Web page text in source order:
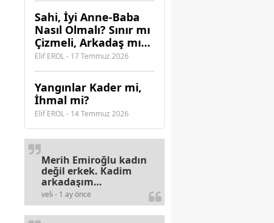
​Sahi, İyi Anne-Baba
Nasıl Olmalı? Sınır mı
Çizmeli, Arkadaş mı
Olmalı?
Elif EROL - 17 Temmuz 2026
Yangınlar Kader mi,
İhmal mi?
Elif EROL - 14 Temmuz 2026
veli - 1 ay önce
Merih Emiroğlu kadın
değil erkek. Kadim
arkadaşım
haberinizdeki hataya
gayb den
gülümsüyordur.